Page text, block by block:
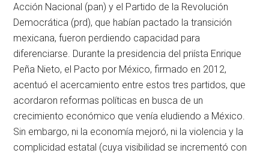
Acción Nacional (pan) y el Partido de la Revolución
Democrática (prd), que habían pactado la transición
mexicana, fueron perdiendo capacidad para
diferenciarse. Durante la presidencia del priísta Enrique
Peña Nieto, el Pacto por México, firmado en 2012,
acentuó el acercamiento entre estos tres partidos, que
acordaron reformas políticas en busca de un
crecimiento económico que venía eludiendo a México.
Sin embargo, ni la economía mejoró, ni la violencia y la
complicidad estatal (cuya visibilidad se incrementó con